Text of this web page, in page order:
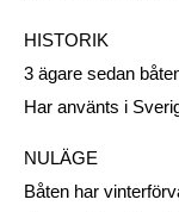
HISTORIK
3 ägare sedan
Har använts i
NULÄGE
Båten har